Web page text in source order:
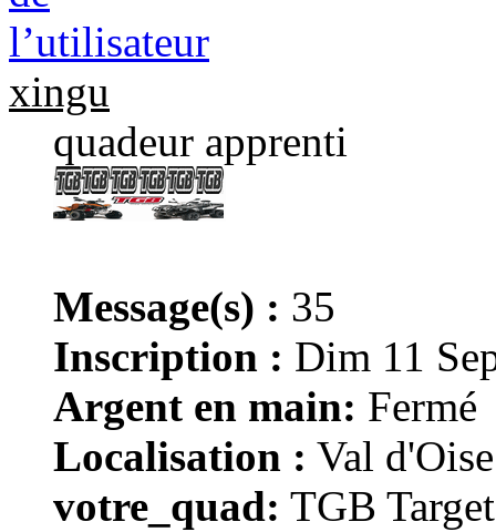
xingu
quadeur apprenti
Message(s) : 35
Inscription : Dim 11
Argent en main: Fermé
Localisation : Val d'Oise
votre_quad: TGB